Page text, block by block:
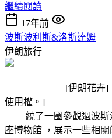
繼續閱讀
17年前
波斯波利斯&洛斯達姆
伊朗旅行
[伊朗花卉] [人生
使用權。]
繞了一圈參觀過波斯
座博物館 ，展示一些相關